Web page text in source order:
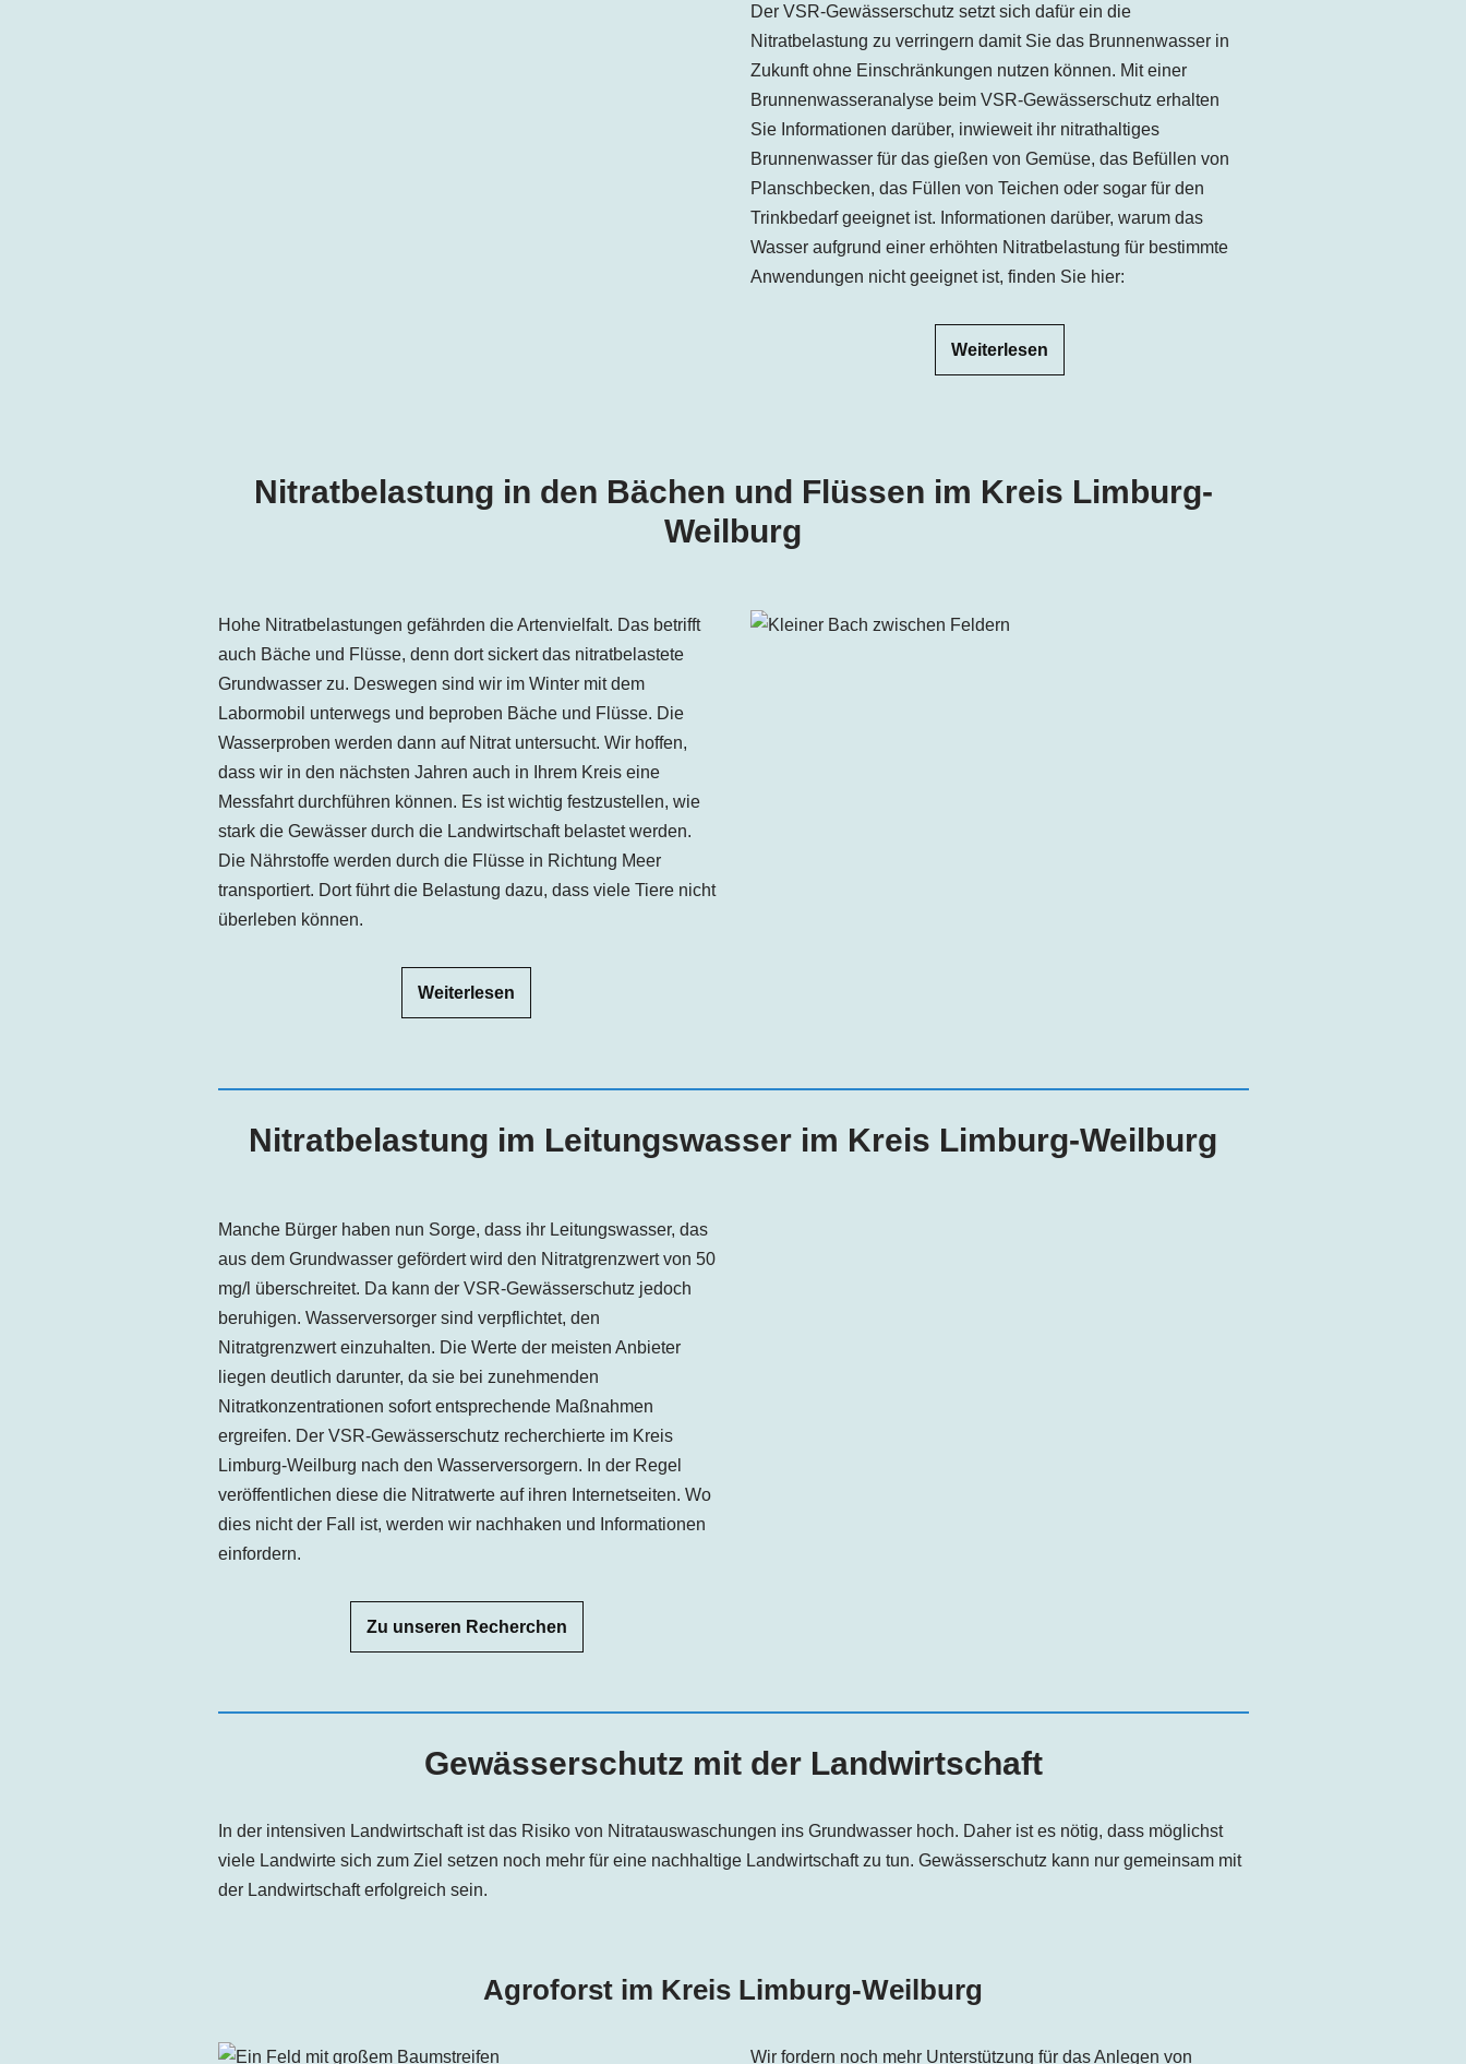
Der VSR-Gewässerschutz setzt sich dafür ein die
Nitratbelastung zu verringern damit Sie das Brunnenwasser in
Zukunft ohne Einschränkungen nutzen können. Mit einer
Brunnenwasseranalyse beim VSR-Gewässerschutz erhalten
Sie Informationen darüber, inwieweit ihr nitrathaltiges
Brunnenwasser für das gießen von Gemüse, das Befüllen von
Planschbecken, das Füllen von Teichen oder sogar für den
Trinkbedarf geeignet ist. Informationen darüber, warum das
Wasser aufgrund einer erhöhten Nitratbelastung für bestimmte
Anwendungen nicht geeignet ist, finden Sie hier:
Weiterlesen
Nitratbelastung in den Bächen und Flüssen im Kreis Limburg-
Weilburg
Hohe Nitratbelastungen gefährden die Artenvielfalt. Das betrifft
auch Bäche und Flüsse, denn dort sickert das nitratbelastete
Grundwasser zu. Deswegen sind wir im Winter mit dem
Labormobil unterwegs und beproben Bäche und Flüsse. Die
Wasserproben werden dann auf Nitrat untersucht. Wir hoffen,
dass wir in den nächsten Jahren auch in Ihrem Kreis eine
Messfahrt durchführen können. Es ist wichtig festzustellen, wie
stark die Gewässer durch die Landwirtschaft belastet werden.
Die Nährstoffe werden durch die Flüsse in Richtung Meer
transportiert. Dort führt die Belastung dazu, dass viele Tiere nicht
überleben können.
Weiterlesen
Nitratbelastung im Leitungswasser im Kreis Limburg-Weilburg
Manche Bürger haben nun Sorge, dass ihr Leitungswasser, das
aus dem Grundwasser gefördert wird den Nitratgrenzwert von 50
mg/l überschreitet. Da kann der VSR-Gewässerschutz jedoch
beruhigen. Wasserversorger sind verpflichtet, den
Nitratgrenzwert einzuhalten. Die Werte der meisten Anbieter
liegen deutlich darunter, da sie bei zunehmenden
Nitratkonzentrationen sofort entsprechende Maßnahmen
ergreifen. Der VSR-Gewässerschutz recherchierte im Kreis
Limburg-Weilburg nach den Wasserversorgern. In der Regel
veröffentlichen diese die Nitratwerte auf ihren Internetseiten. Wo
dies nicht der Fall ist, werden wir nachhaken und Informationen
einfordern.
Zu unseren Recherchen
Gewässerschutz mit der Landwirtschaft
In der intensiven Landwirtschaft ist das Risiko von Nitratauswaschungen ins Grundwasser hoch. Daher ist es nötig, dass möglichst
viele Landwirte sich zum Ziel setzen noch mehr für eine nachhaltige Landwirtschaft zu tun. Gewässerschutz kann nur gemeinsam mit
der Landwirtschaft erfolgreich sein.
Agroforst im Kreis Limburg-Weilburg
Wir fordern noch mehr Unterstützung für das Anlegen von